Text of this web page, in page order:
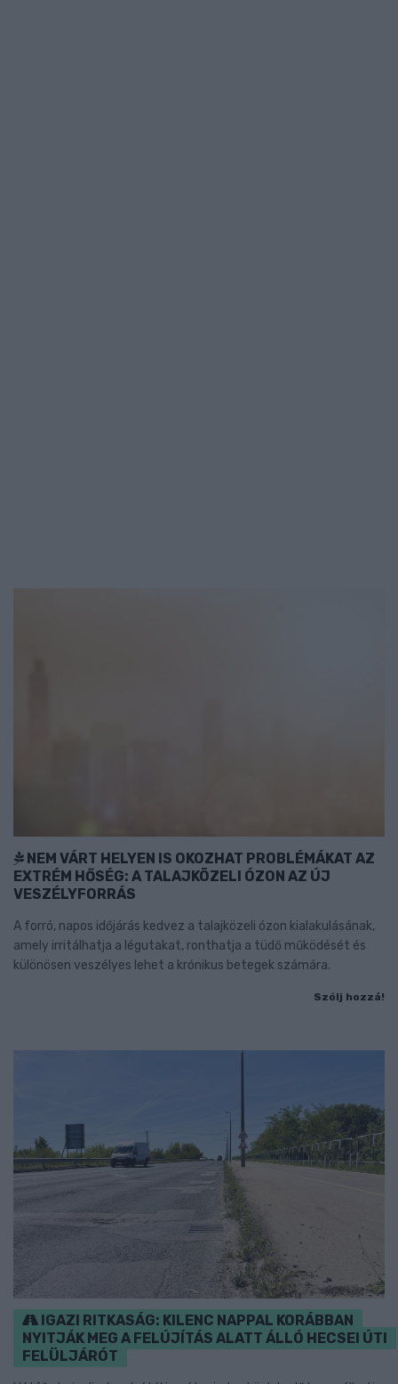
NEM VÁRT HELYEN IS OKOZHAT PROBLÉMÁKAT AZ
EXTRÉM HŐSÉG: A TALAJKÖZELI ÓZON AZ ÚJ
VESZÉLYFORRÁS
A forró, napos időjárás kedvez a talajközeli ózon kialakulásának,
amely irritálhatja a légutakat, ronthatja a tüdő működését és
különösen veszélyes lehet a krónikus betegek számára.
Szólj hozzá!
IGAZI RITKASÁG: KILENC NAPPAL KORÁBBAN
NYITJÁK MEG A FELÚJÍTÁS ALATT ÁLLÓ HECSEI ÚTI
FELÜLJÁRÓT